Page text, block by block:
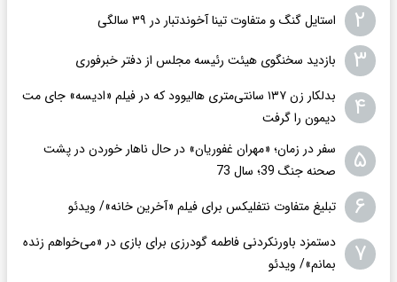
۲ استایل گنگ و متفاوت تینا آخوندتبار در ۳۹ سالگی
۳ بازدید سخنگوی هیئت رئیسه مجلس از دفتر خبرفوری
۴
بدلکار زن ۱۳۷ سانتی‌متری هالیوود که در فیلم «ادیسه» جای مت
دیمون را گرفت
۵
سفر در زمان؛ «مهران غفوریان» در حال ناهار خوردن در پشت
صحنه جنگ 39؛ سال 73
۶ تبلیغ متفاوت نتفلیکس برای فیلم «آخرین خانه»/ ویدئو
۷
دستمزد باورنکردنی فاطمه گودرزی برای بازی در «می‌خواهم زنده
بمانم»/ ویدئو